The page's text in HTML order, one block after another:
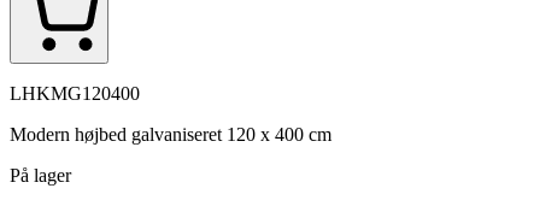
LHKMG120400
Modern højbed galvaniseret 120 x 400 cm
På lager